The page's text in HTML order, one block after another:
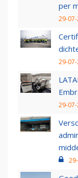
per
29-
29-
29-